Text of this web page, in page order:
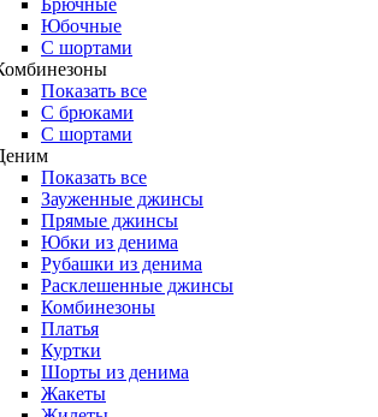
Брючные
Юбочные
С шортами
Показать все
С брюками
С шортами
Показать все
Зауженные джинсы
Прямые джинсы
Юбки из денима
Рубашки из денима
Расклешенные джинсы
Комбинезоны
Платья
Куртки
Шорты из денима
Жакеты